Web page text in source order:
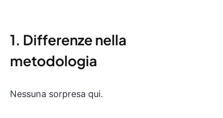
1. Differenze nella
metodologia
Nessuna sorpresa qui.